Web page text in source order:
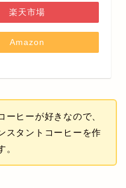
楽天市場
Amazon
ーヒーが好きなので、
スタントコーヒーを作
。